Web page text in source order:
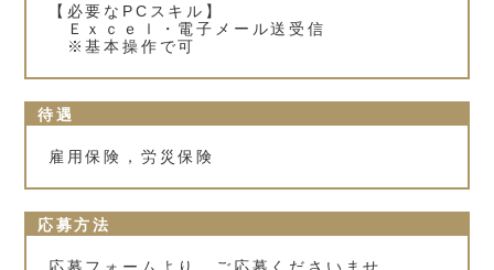
【必要なPCスキル】
Ｅｘｃｅｌ・電子メール送受信
※基本操作で可
待遇
雇用保険，労災保険
応募方法
応募フォームより、ご応募くださいませ。